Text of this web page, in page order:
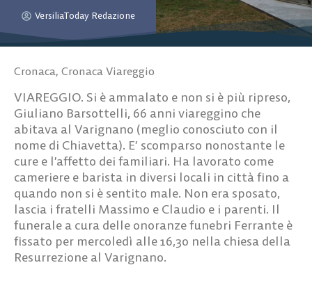
VersiliaToday Redazione
Cronaca, Cronaca Viareggio
VIAREGGIO. Si è ammalato e non si è più ripreso,
Giuliano Barsottelli, 66 anni viareggino che
abitava al Varignano (meglio conosciuto con il
nome di Chiavetta). E’ scomparso nonostante le
cure e l’affetto dei familiari. Ha lavorato come
cameriere e barista in diversi locali in città fino a
quando non si è sentito male. Non era sposato,
lascia i fratelli Massimo e Claudio e i parenti. Il
funerale a cura delle onoranze funebri Ferrante è
fissato per mercoledì alle 16,30 nella chiesa della
Resurrezione al Varignano.